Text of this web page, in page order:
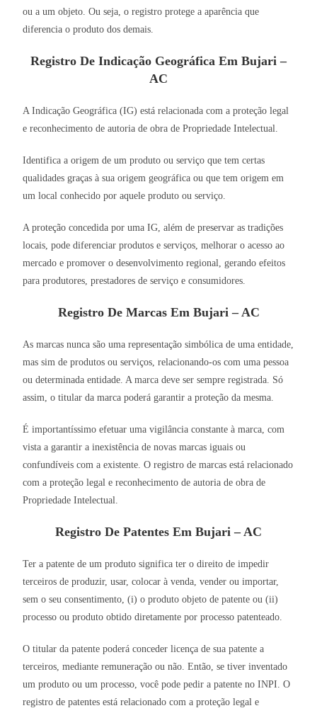
ou a um objeto. Ou seja, o registro protege a aparência que
diferencia o produto dos demais.
Registro De Indicação Geográfica Em Bujari –
AC
A Indicação Geográfica (IG) está relacionada com a proteção legal
e reconhecimento de autoria de obra de Propriedade Intelectual.
Identifica a origem de um produto ou serviço que tem certas
qualidades graças à sua origem geográfica ou que tem origem em
um local conhecido por aquele produto ou serviço.
A proteção concedida por uma IG, além de preservar as tradições
locais, pode diferenciar produtos e serviços, melhorar o acesso ao
mercado e promover o desenvolvimento regional, gerando efeitos
para produtores, prestadores de serviço e consumidores.
Registro De Marcas Em Bujari – AC
As marcas nunca são uma representação simbólica de uma entidade,
mas sim de produtos ou serviços, relacionando-os com uma pessoa
ou determinada entidade. A marca deve ser sempre registrada. Só
assim, o titular da marca poderá garantir a proteção da mesma.
É importantíssimo efetuar uma vigilância constante à marca, com
vista a garantir a inexistência de novas marcas iguais ou
confundíveis com a existente. O registro de marcas está relacionado
com a proteção legal e reconhecimento de autoria de obra de
Propriedade Intelectual.
Registro De Patentes Em Bujari – AC
Ter a patente de um produto significa ter o direito de impedir
terceiros de produzir, usar, colocar à venda, vender ou importar,
sem o seu consentimento, (i) o produto objeto de patente ou (ii)
processo ou produto obtido diretamente por processo patenteado.
O titular da patente poderá conceder licença de sua patente a
terceiros, mediante remuneração ou não. Então, se tiver inventado
um produto ou um processo, você pode pedir a patente no INPI. O
registro de patentes está relacionado com a proteção legal e